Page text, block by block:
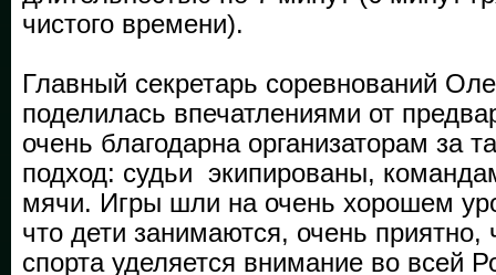
чистого времени).
Главный секретарь соревнований
поделилась впечатлениями от
очень благодарна организаторам за
подход: судьи экипированы,
мячи. Игры шли на очень хорошем
что дети занимаются, очень приятно,
спорта уделяется внимание во всей